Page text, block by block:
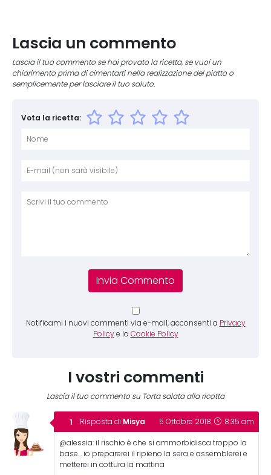
Lascia un commento
Lascia il tuo commento se hai provato la ricetta, se vuoi un
chiarimento prima di cimentarti nella realizzazione del piatto o
semplicemente per lasciare il tuo saluto.
Vota la ricetta:
Notificami i nuovi commenti via e-mail, acconsenti a Privacy
Policy e la Cookie Policy
I vostri commenti
Lascia il tuo commento su Torta salata alla ricotta
Risposta di Misya 5 Ottobre 2018 8:35 am
@alessia: il rischio è che si ammorbidisca troppo la
base… io preparerei il ripieno la sera e assemblerei e
metterei in cottura la mattina